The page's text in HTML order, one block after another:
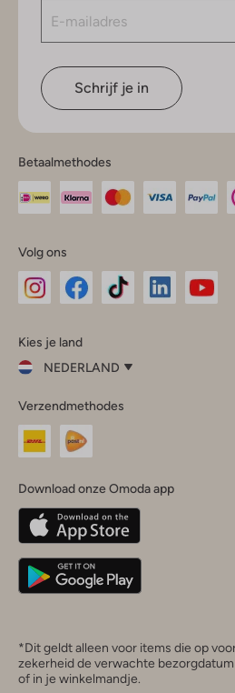
Schrijf je in
Betaalmethodes
Volg ons
InstagramFacebook
Kies je land
NEDERLAND
je
land
Nederland
Belgique(Français)
Deutschland
Verzendmethodes
Download onze Omoda app
*Dit geldt alleen voor items die op
zekerheid de verwachte
of in je winkelmandje.